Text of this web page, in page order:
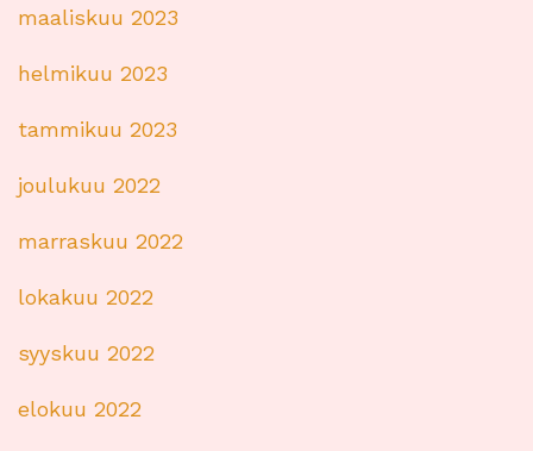
maaliskuu 2023
helmikuu 2023
tammikuu 2023
joulukuu 2022
marraskuu 2022
lokakuu 2022
syyskuu 2022
elokuu 2022